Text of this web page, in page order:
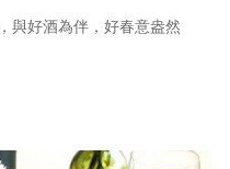
與好酒為伴，好春意盎然